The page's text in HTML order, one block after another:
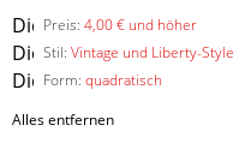
Preis: 4,00 € und höher
Diesen
Artikel
entfernen
Stil: Vintage und Liberty-Style
Diesen
Artikel
entfernen
Form: quadratisch
Diesen
entfernen
Alles entfernen